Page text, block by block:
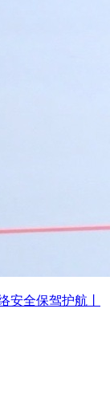
安全保驾护航丨